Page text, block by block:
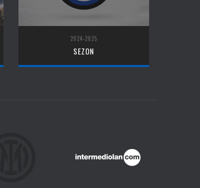
2024-2025
SEZON